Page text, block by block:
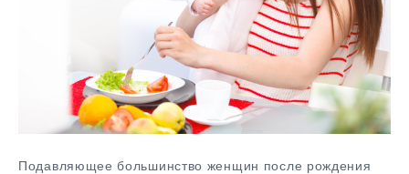
Подавляющее большинство женщин после рождения